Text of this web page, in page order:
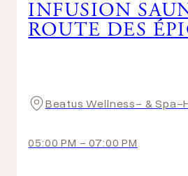
INFUSION
ROUTE DES
Beatus Wellness- & Spa-
05:00 PM -07:00 PM